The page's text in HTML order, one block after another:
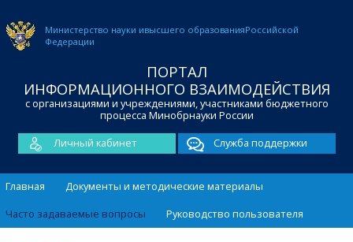
Министерство науки ивысшего образованияРоссийской
Федерации
ПОРТАЛ
ИНФОРМАЦИОННОГО ВЗАИМОДЕЙСТВИЯ
с организациями и учреждениями, участниками бюджетного
процесса Минобрнауки России
Личный кабинет
Служба поддержки
Главная
Документы и методические материалы
Часто задаваемые вопросы
Руководство пользователя